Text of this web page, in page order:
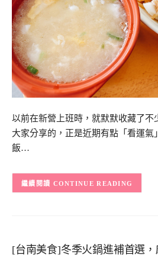
以前在新營上班時，就默默收藏了不
大家分享的，正是近期有點「看運氣
飯…
CONTINUE READING
[台南美食]冬季火鍋進補首選